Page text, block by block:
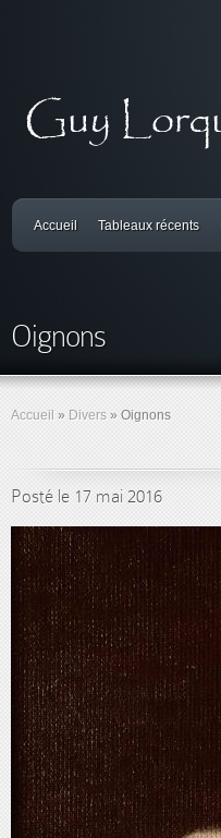
Accueil Tableaux récents
Oignons
Accueil » Divers » Oignons
Posté le 17 mai 2016